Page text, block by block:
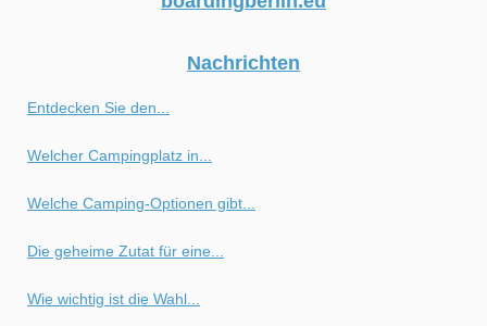
Nachrichten
Entdecken Sie den...
Welcher Campingplatz in...
Welche Camping-Optionen gibt...
Die geheime Zutat für eine...
Wie wichtig ist die Wahl...